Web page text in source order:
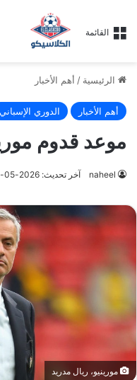
القائمة
الرئيسية / أهم الأخبار
أهم الأخبار الدوري الإسباني
موعد قدوم
naheel آخر تحديث: 2026-05-20
مورينيو، ريال مدريد